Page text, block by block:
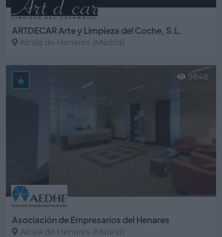
ARTDECAR Arte y Limpieza del Coche, S.L.
Alcalá de Henares (Madrid)
Asociación de Empresarios del Henares
Alcalá de Henares (Madrid)
9848